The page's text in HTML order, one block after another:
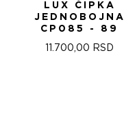
LUX ČIPKA
JEDNOBOJNA
CP085 - 89
11.700,00 RSD